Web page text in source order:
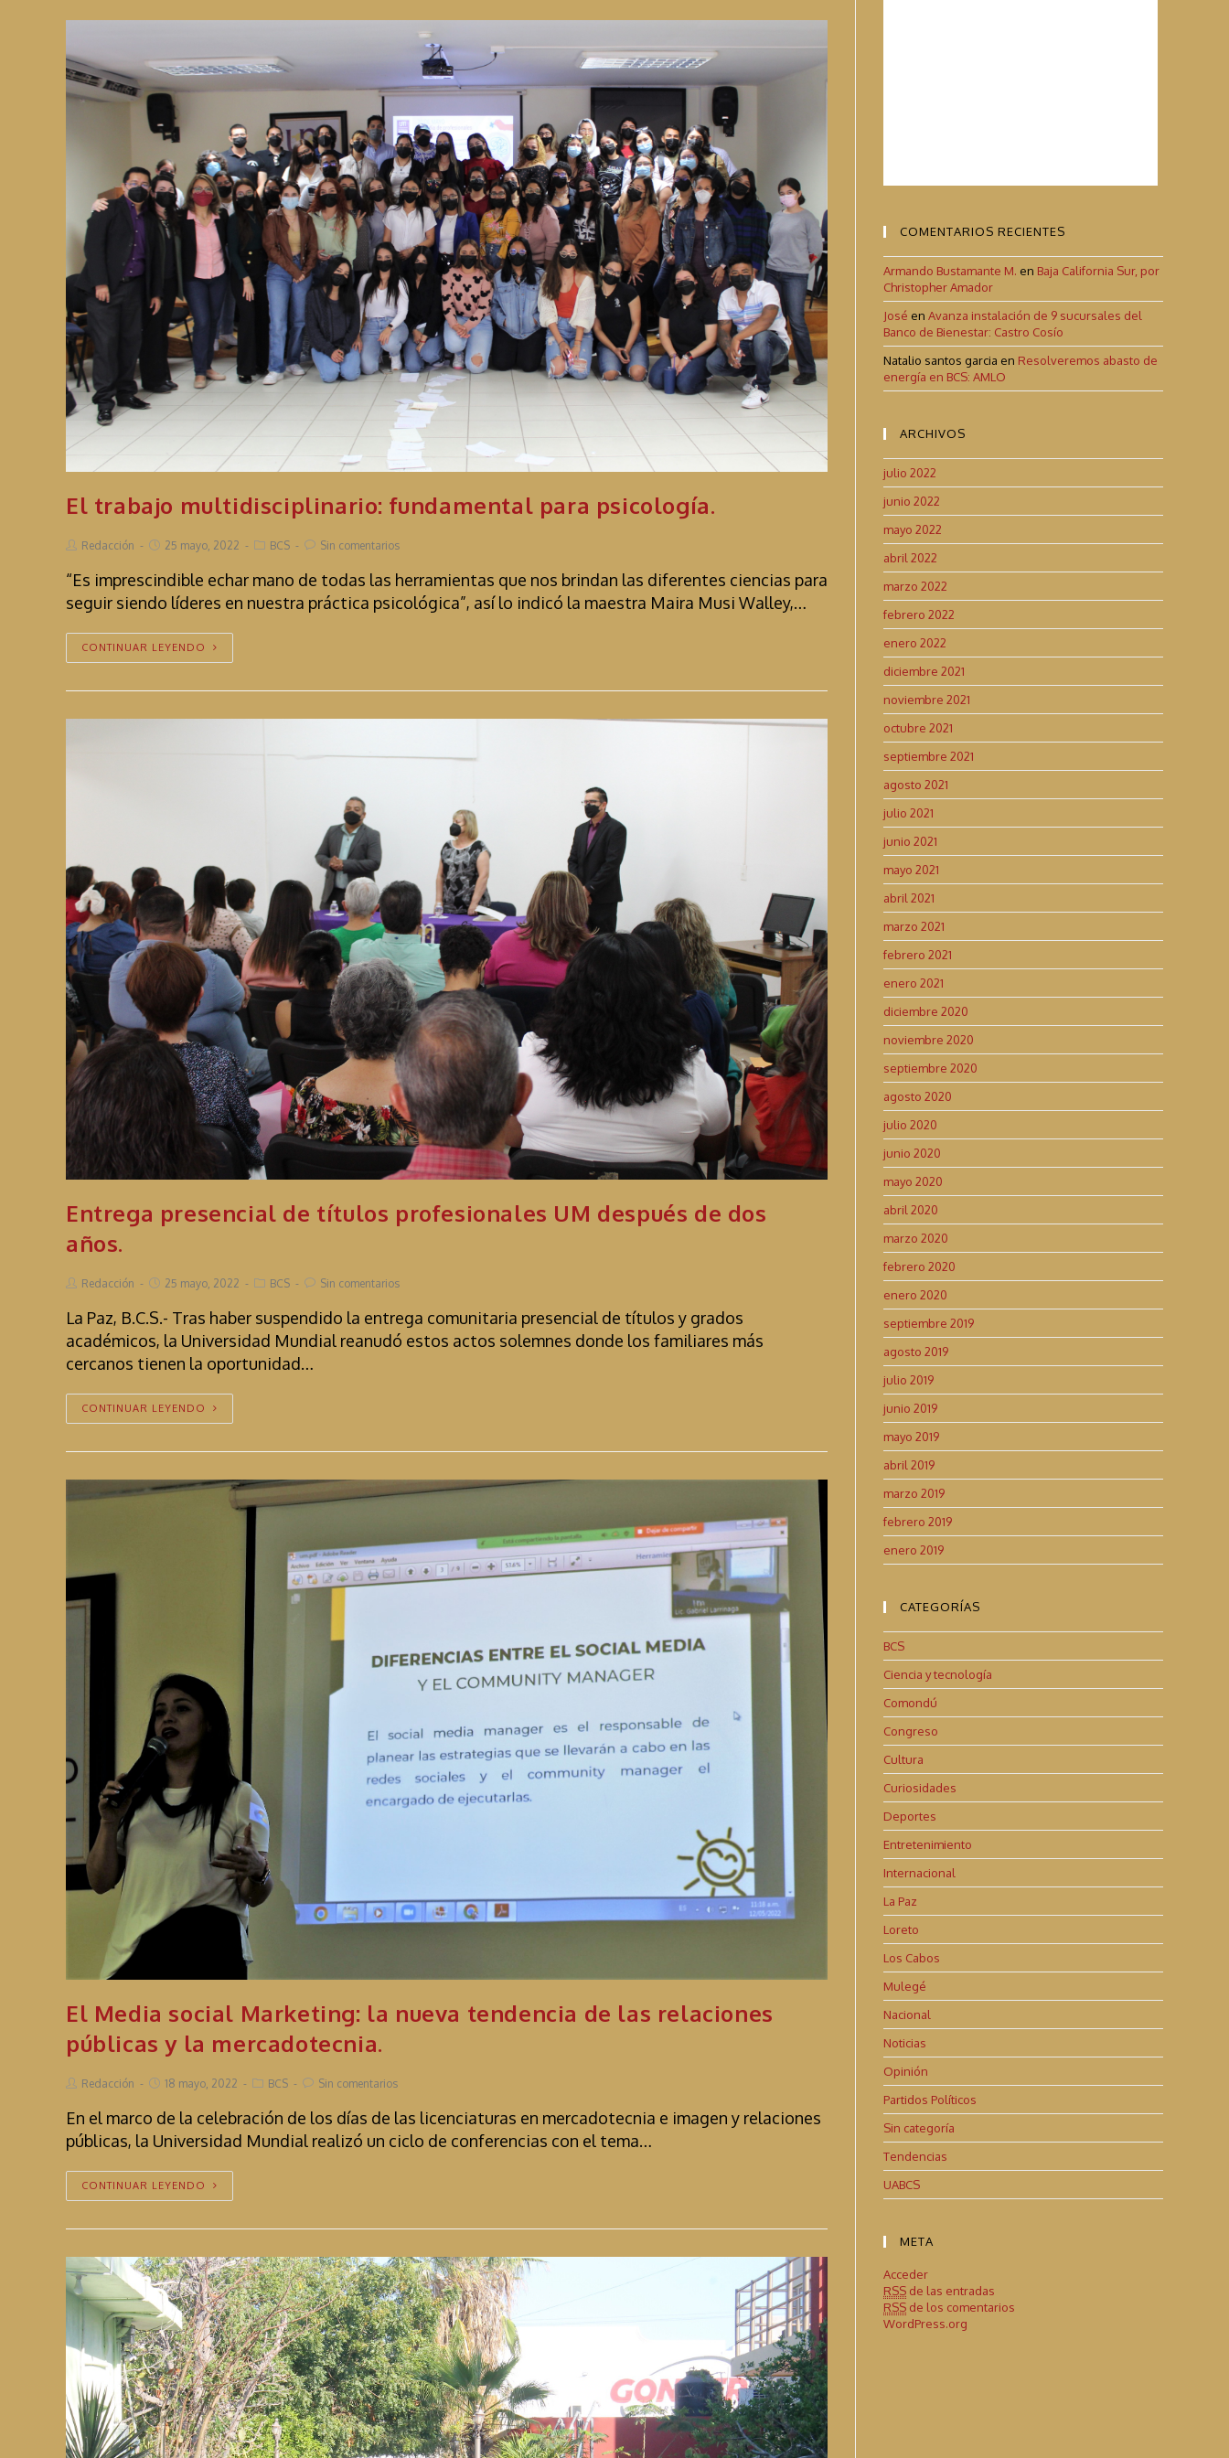
El trabajo multidisciplinario: fundamental para psicología.
Redacción 25 mayo, 2022 BCS Sin comentarios
“Es imprescindible echar mano de todas las herramientas que nos brindan las diferentes ciencias para
seguir siendo líderes en nuestra práctica psicológica”, así lo indicó la maestra Maira Musi Walley,…
CONTINUAR LEYENDO
Entrega presencial de títulos profesionales UM después de dos
años.
Redacción 25 mayo, 2022 BCS Sin comentarios
La Paz, B.C.S.- Tras haber suspendido la entrega comunitaria presencial de títulos y grados
académicos, la Universidad Mundial reanudó estos actos solemnes donde los familiares más
cercanos tienen la oportunidad…
CONTINUAR LEYENDO
El Media social Marketing: la nueva tendencia de las relaciones
públicas y la mercadotecnia.
Redacción 18 mayo, 2022 BCS Sin comentarios
En el marco de la celebración de los días de las licenciaturas en mercadotecnia e imagen y relaciones
públicas, la Universidad Mundial realizó un ciclo de conferencias con el tema…
CONTINUAR LEYENDO
COMENTARIOS RECIENTES
Armando Bustamante M. en Baja California Sur, por
Christopher Amador
José en Avanza instalación de 9 sucursales del
Banco de Bienestar: Castro Cosío
Natalio santos garcia en Resolveremos abasto de
energía en BCS: AMLO
ARCHIVOS
julio 2022
junio 2022
mayo 2022
abril 2022
marzo 2022
febrero 2022
enero 2022
diciembre 2021
noviembre 2021
octubre 2021
septiembre 2021
agosto 2021
julio 2021
junio 2021
mayo 2021
abril 2021
marzo 2021
febrero 2021
enero 2021
diciembre 2020
noviembre 2020
septiembre 2020
agosto 2020
julio 2020
junio 2020
mayo 2020
abril 2020
marzo 2020
febrero 2020
enero 2020
septiembre 2019
agosto 2019
julio 2019
junio 2019
mayo 2019
abril 2019
marzo 2019
febrero 2019
enero 2019
CATEGORÍAS
BCS
Ciencia y tecnología
Comondú
Congreso
Cultura
Curiosidades
Deportes
Entretenimiento
Internacional
La Paz
Loreto
Los Cabos
Mulegé
Nacional
Noticias
Opinión
Partidos Políticos
Sin categoría
Tendencias
UABCS
META
Acceder
RSS de las entradas
RSS de los comentarios
WordPress.org